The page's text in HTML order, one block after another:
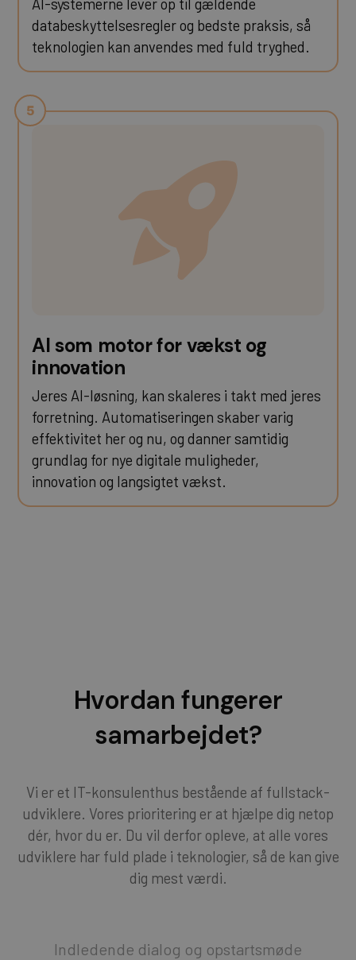
AI-systemerne lever op til gældende
databeskyttelsesregler og bedste praksis, så
teknologien kan anvendes med fuld tryghed.
AI som motor for vækst og
innovation
Jeres AI-løsning, kan skaleres i takt med jeres
forretning. Automatiseringen skaber varig
effektivitet her og nu, og danner samtidig
grundlag for nye digitale muligheder,
innovation og langsigtet vækst.
Hvordan fungerer
samarbejdet?
Vi er et IT-konsulenthus bestående af fullstack-
udviklere. Vores prioritering er at hjælpe dig netop
dér, hvor du er. Du vil derfor opleve, at alle vores
udviklere har fuld plade i teknologier, så de kan give
dig mest værdi.
Indledende dialog og opstartsmøde